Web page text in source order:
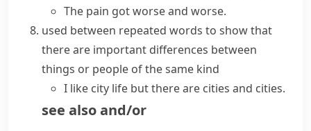
The pain got worse and worse.
used between repeated words to show that
there are important differences between
things or people of the same kind
I like city life but there are cities and cities.
see alsoand/or